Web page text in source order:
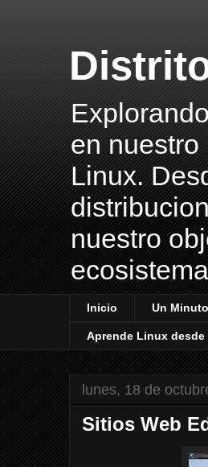
en nuestro
Linux.
nuestro
Inicio Un
Aprende Linux desde
lunes, 18 de
Sitios Web